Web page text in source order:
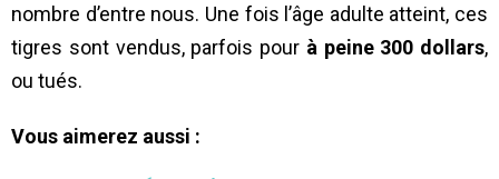
nombre d’entre nous. Une fois l’âge adulte atteint, ces
tigres sont vendus, parfois pour à peine 300 dollars,
ou tués.
Vous aimerez aussi :